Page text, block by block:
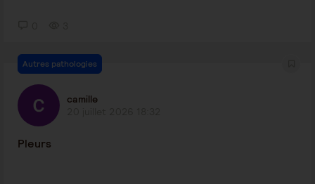
Autres pathologies
camille
Pleurs